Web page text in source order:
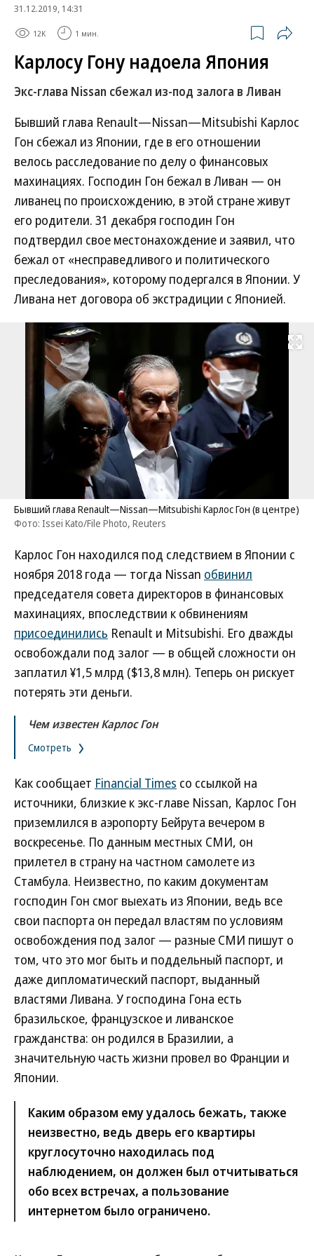
31.12.2019, 14:31
12K 1 мин.
Карлосу Гону надоела Япония
Экс-глава Nissan сбежал из-под залога в Ливан
Бывший глава Renault—Nissan—Mitsubishi Карлос
Гон сбежал из Японии, где в его отношении
велось расследование по делу о финансовых
махинациях. Господин Гон бежал в Ливан — он
ливанец по происхождению, в этой стране живут
его родители. 31 декабря господин Гон
подтвердил свое местонахождение и заявил, что
бежал от «несправедливого и политического
преследования», которому подергался в Японии. У
Ливана нет договора об экстрадиции с Японией.
Развернуть
Бывший глава Renault—Nissan—Mitsubishi Карлос Гон (в центре)
Фото: Issei Kato/File Photo, Reuters
Карлос Гон находился под следствием в Японии с
ноября 2018 года — тогда Nissan обвинил
председателя совета директоров в финансовых
махинациях, впоследствии к обвинениям
присоединились Renault и Mitsubishi. Его дважды
освобождали под залог — в общей сложности он
заплатил ¥1,5 млрд ($13,8 млн). Теперь он рискует
потерять эти деньги.
Чем известен Карлос Гон
Смотреть
Как сообщает Financial Times со ссылкой на
источники, близкие к экс-главе Nissan, Карлос Гон
приземлился в аэропорту Бейрута вечером в
воскресенье. По данным местных СМИ, он
прилетел в страну на частном самолете из
Стамбула. Неизвестно, по каким документам
господин Гон смог выехать из Японии, ведь все
свои паспорта он передал властям по условиям
освобождения под залог — разные СМИ пишут о
том, что это мог быть и поддельный паспорт, и
даже дипломатический паспорт, выданный
властями Ливана. У господина Гона есть
бразильское, французское и ливанское
гражданства: он родился в Бразилии, а
значительную часть жизни провел во Франции и
Японии.
Каким образом ему удалось бежать, также
неизвестно, ведь дверь его квартиры
круглосуточно находилась под
наблюдением, он должен был отчитываться
обо всех встречах, а пользование
интернетом было ограничено.